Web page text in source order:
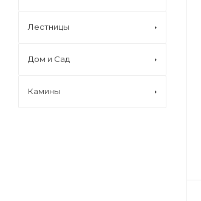
Лестницы
Дом и Сад
Камины